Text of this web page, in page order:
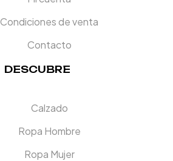
Condiciones de venta
Contacto
DESCUBRE
Calzado
Ropa Hombre
Ropa Mujer